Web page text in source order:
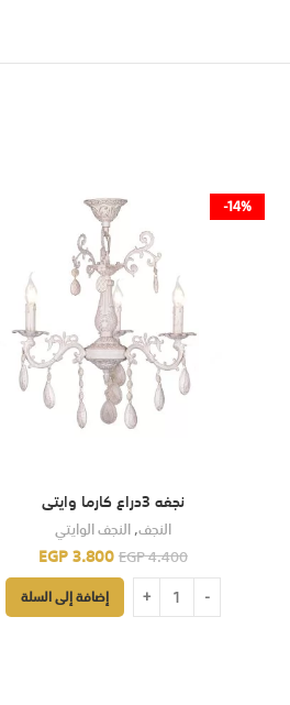
-14%
نجفه 3دراع كارما وايتى
النجف,النجف الوايتي
EGP4.400
EGP3.800
إضافة إلى السلة